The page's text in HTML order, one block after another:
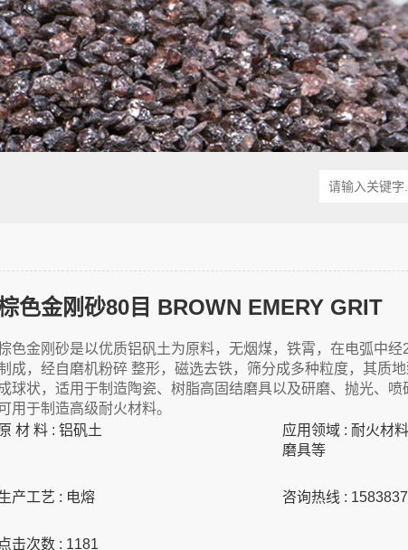
色金刚砂80目 BROWN EMERY GRIT
色金刚砂是以优质铝矾土为原料，无烟煤，铁霄，在电弧中经
成，经自磨机粉碎 整形，磁选去铁，筛分成多种粒度，其质
球状，适用于制造陶瓷、树脂高固结磨具以及研磨、抛光、喷
用于制造高级耐火材料。
材 料 : 铝矾土
应用领域 : 耐火材
磨具等
产工艺 : 电熔 咨询热线 :
点击次数 : 1181